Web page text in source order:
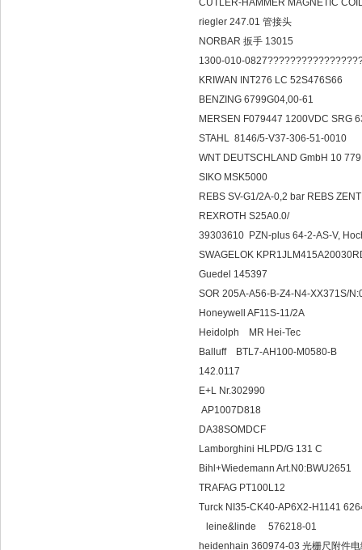
CUTLER-HAMMER MAGNETIC
riegler 247.01 管接头
NORBAR 扳手 13015
1300-010-
KRIWAN INT276 LC 52S476S66
BENZING 6799G04,00-61
MERSEN F079447 1200VDC SRG
STAHL 8146/5-V37-306-51-0010
WNT DEUTSCHLAND GmbH 10
SIKO MSK5000
REBS SV-G1/2A-0,2 bar REBS
REXROTH S25A0.0/
39303610 PZN-plus 64-2-AS-V,
SWAGELOK
Guedel 145397
SOR 205A-A56-B-Z4-N4-XX371S/
Honeywell AF11S-11/2A
Heidolph MR
Balluff BTL7-
142.0117
E+L Nr.302990
AP1007D818
DA38SOMDCF
Lamborghini HLPD/G 131 C
Bihl+Wiedemann Art.N0:BWU2651
TRAFAG PT100L12
Turck NI35-CK40-AP6X2-H1141
leine&linde 576218-01
heidenhain 360974-03 光栅尺附件